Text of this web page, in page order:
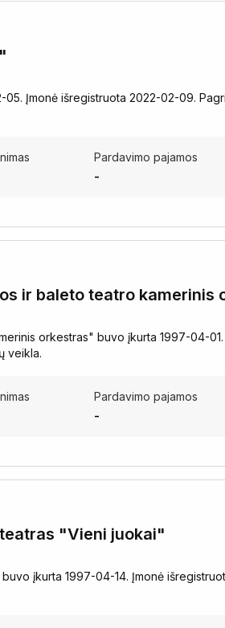
Įmonė išregistruota 2022-02-09.
Pardavimo pajamos
-
ir baleto teatro kamerinis
orkestras" buvo įkurta 1997-04-
veikla.
Pardavimo pajamos
-
"Vieni juokai"
įkurta 1997-04-14. Įmonė